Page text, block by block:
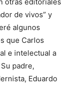
de vivos” y
algunos
que Carlos
e intelectual a
padre,
Eduardo